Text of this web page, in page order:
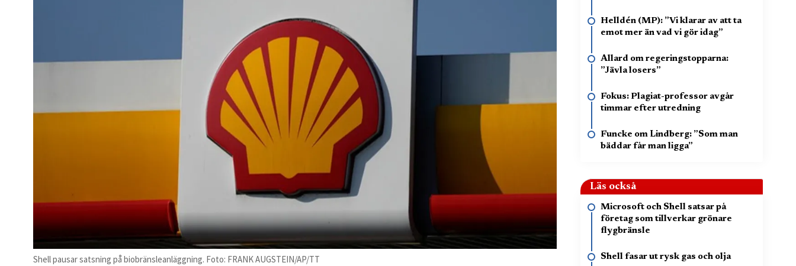
Shell pausar satsning på biobränsleanläggning. Foto: FRANK AUGSTEIN/AP/TT
Helldén (MP): ”Vi klarar av att ta
emot mer än vad vi gör idag”
Allard om regeringstopparna:
”Jävla losers”
Fokus: Plagiat-professor avgår
timmar efter utredning
Funcke om Lindberg: ”Som man
bäddar får man ligga”
Läs också
Microsoft och Shell satsar på
företag som tillverkar grönare
flygbränsle
Shell fasar ut rysk gas och olja